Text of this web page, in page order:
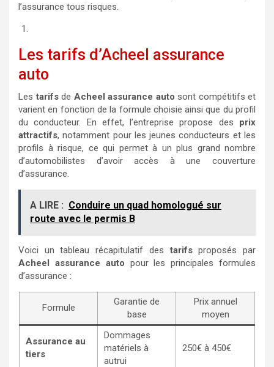
l’assurance tous risques.
Les tarifs d’Acheel assurance
auto
Lestarifsde Acheel assurance auto sont compétitifs et
varient en fonction de la formule choisie ainsi que du profil
du conducteur. En effet, l’entreprise propose des prix
attractifs, notamment pour les jeunes conducteurs et les
profils à risque, ce qui permet à un plus grand nombre
d’automobilistes d’avoir accès à une couverture
d’assurance.
A LIRE : Conduire un quad homologué sur
route avec le permis B
Voici un tableau récapitulatif destarifsproposés par
Acheel assurance auto pour les principales formules
d’assurance :
Formule
Garantie de
base
Prix annuel
moyen
Assurance au
tiers
Dommages
matériels à
autrui
250€ à 450€